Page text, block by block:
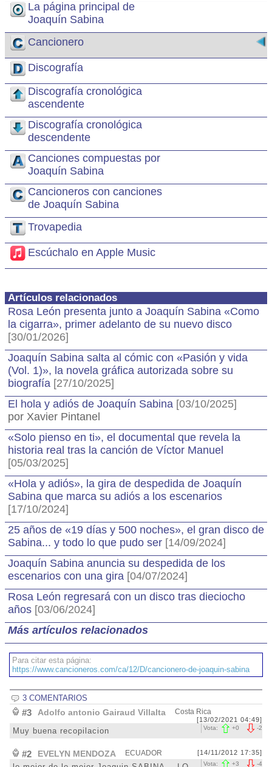
La página principal de
Joaquín Sabina
Cancionero
Discografía
Discografía cronológica
ascendente
Discografía cronológica
descendente
Canciones compuestas por
Joaquín Sabina
Cancioneros con canciones
de Joaquín Sabina
Trovapedia
Escúchalo en Apple Music
Artículos relacionados
Rosa León presenta junto a Joaquín Sabina «Como
la cigarra», primer adelanto de su nuevo disco
[30/01/2026]
Joaquín Sabina salta al cómic con «Pasión y vida
(Vol. 1)», la novela gráfica autorizada sobre su
biografía [27/10/2025]
El hola y adiós de Joaquín Sabina [03/10/2025]
por Xavier Pintanel
«Solo pienso en ti», el documental que revela la
historia real tras la canción de Víctor Manuel
[05/03/2025]
«Hola y adiós», la gira de despedida de Joaquín
Sabina que marca su adiós a los escenarios
[17/10/2024]
25 años de «19 días y 500 noches», el gran disco de
Sabina... y todo lo que pudo ser [14/09/2024]
Joaquín Sabina anuncia su despedida de los
escenarios con una gira [04/07/2024]
Rosa León regresará con un disco tras dieciocho
años [03/06/2024]
Más artículos relacionados
Para citar esta página:
https://www.cancioneros.com/ca/12/D/cancionero-de-joaquin-sabina
3 COMENTARIOS
#3 Adolfo antonio Gairaud Villalta Costa Rica
[13/02/2021 04:49]
-2
Vota: +0
Muy buena recopilacion
#2 EVELYN MENDOZA ECUADOR [14/11/2012 17:35]
-4
Vota: +3